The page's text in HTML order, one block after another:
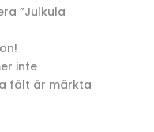
”Julkula
inte
fält är märkta